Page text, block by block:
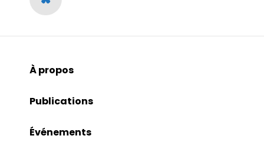
À propos
Publications
Événements